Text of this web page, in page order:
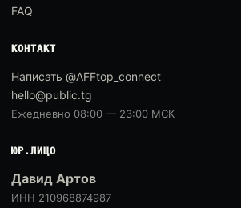
FAQ
КОНТАКТ
Написать @AFFtop_connect
hello@public.tg
Ежедневно 08:00 — 23:00 МСК
ЮР.ЛИЦО
Давид Артов
ИНН 210968874987